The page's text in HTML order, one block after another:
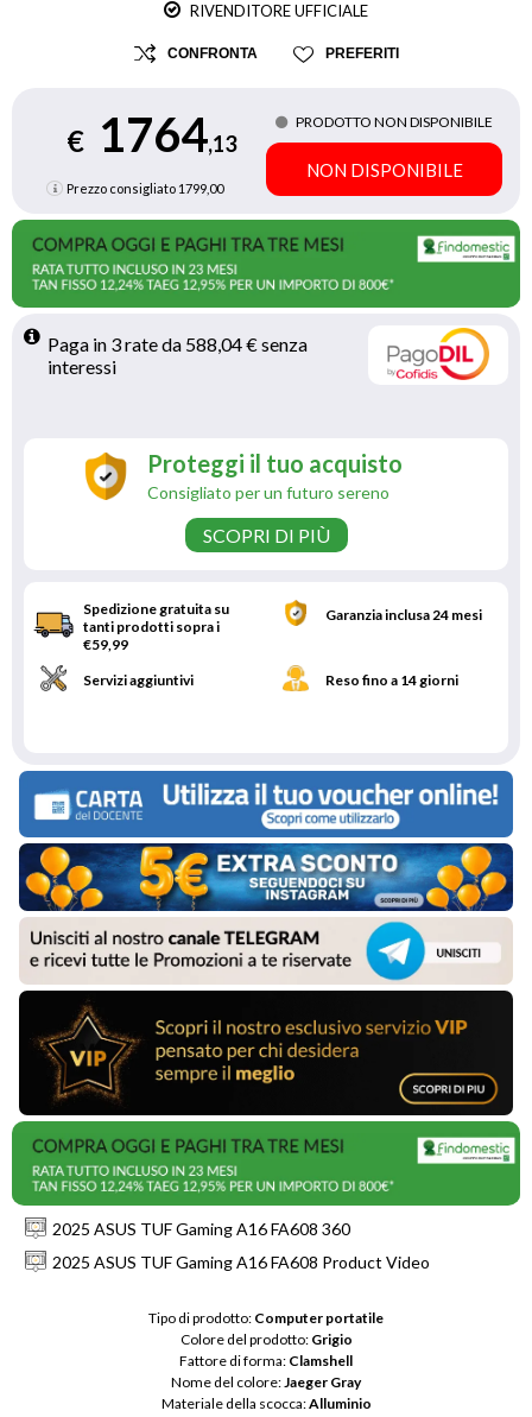
RIVENDITORE UFFICIALE
CONFRONTA PREFERITI
€ 1764,13
Prezzo consigliato 1799,00
PRODOTTO NON DISPONIBILE
NON DISPONIBILE
Paga in 3 rate da 588,04 € senza
interessi
Proteggi il tuo acquisto
Consigliato per un futuro sereno
SCOPRI DI PIÙ
Spedizione gratuita su
tanti prodotti sopra i
€59,99
Garanzia inclusa 24 mesi
Servizi aggiuntivi Reso fino a 14 giorni
2025 ASUS TUF Gaming A16 FA608 360
2025 ASUS TUF Gaming A16 FA608 Product Video
Tipo di prodotto: Computer portatile
Colore del prodotto: Grigio
Fattore di forma: Clamshell
Nome del colore: Jaeger Gray
Materiale della scocca: Alluminio